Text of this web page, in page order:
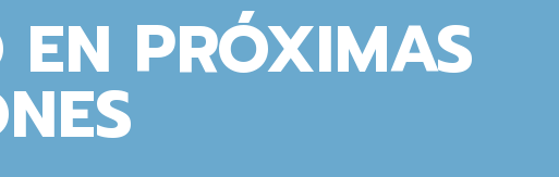
EN PRÓXIMAS